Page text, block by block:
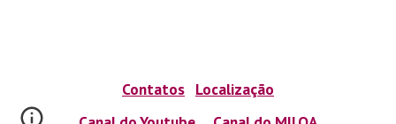
Contatos Localização